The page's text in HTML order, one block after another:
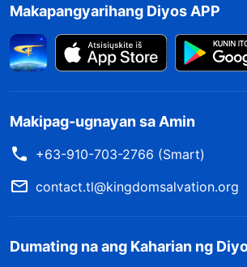
Makapangyarihang Diyos APP
Makipag-ugnayan sa Amin
+63-910-703-2766 (Smart)
contact.tl@kingdomsalvation.org
Dumating na ang Kaharian ng